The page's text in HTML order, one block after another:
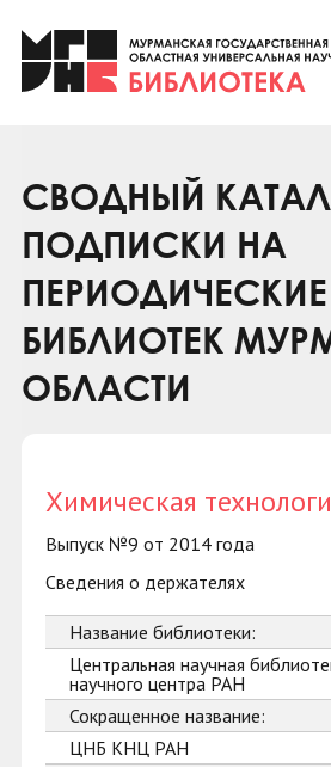
Клуб «Гиря и
Клуб «Семейный
Коллегам
Контакты
СВОДНЫЙ
ПОДПИСКИ НА
БИБЛИОТЕК
ОБЛАСТИ
Химическая
Выпуск №9 от 2014 года
Сведения о держателях
Название библиотеки:
Центральная научная
научного центра РАН
Сокращенное название:
ЦНБ КНЦ РАН